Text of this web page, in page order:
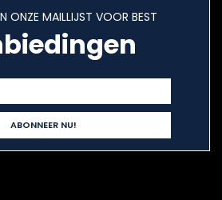
ONZE MAILLIJST VOOR BEST